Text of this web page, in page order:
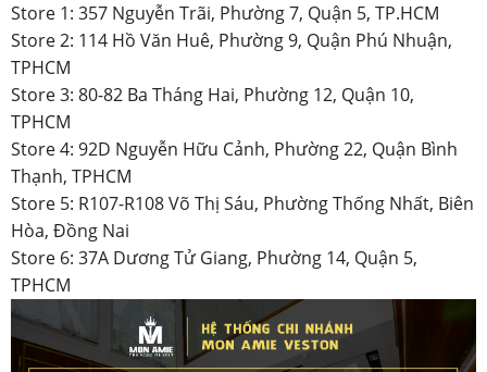
Store 1: 357 Nguyễn Trãi, Phường 7, Quận 5, TP.HCM
Store 2: 114 Hồ Văn Huê, Phường 9, Quận Phú Nhuận,
TPHCM
Store 3: 80-82 Ba Tháng Hai, Phường 12, Quận 10,
TPHCM
Store 4: 92D Nguyễn Hữu Cảnh, Phường 22, Quận Bình
Thạnh, TPHCM
Store 5: R107-R108 Võ Thị Sáu, Phường Thống Nhất, Biên
Hòa, Đồng Nai
Store 6: 37A Dương Tử Giang, Phường 14, Quận 5,
TPHCM